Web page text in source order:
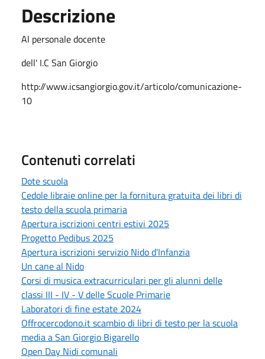
Descrizione
Al personale docente
dell' I.C San Giorgio
http://www.icsangiorgio.gov.it/articolo/comunicazione-
10
Contenuti correlati
Dote scuola
Cedole libraie online per la fornitura gratuita dei libri di
testo della scuola primaria
Apertura iscrizioni centri estivi 2025
Progetto Pedibus 2025
Apertura iscrizioni servizio Nido d'Infanzia
Un cane al Nido
Corsi di musica extracurriculari per gli alunni delle
classi III - IV - V delle Scuole Primarie
Laboratori di fine estate 2024
Offrocercodono.it scambio di libri di testo per la scuola
media a San Giorgio Bigarello
Open Day Nidi comunali